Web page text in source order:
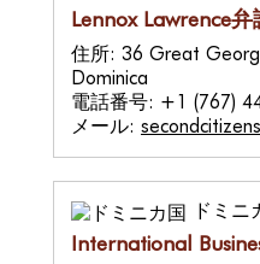
Lennox Lawrence
住所: 36 Great
Dominica
電話番号: +1 (767)
メール:
ドミニ
International